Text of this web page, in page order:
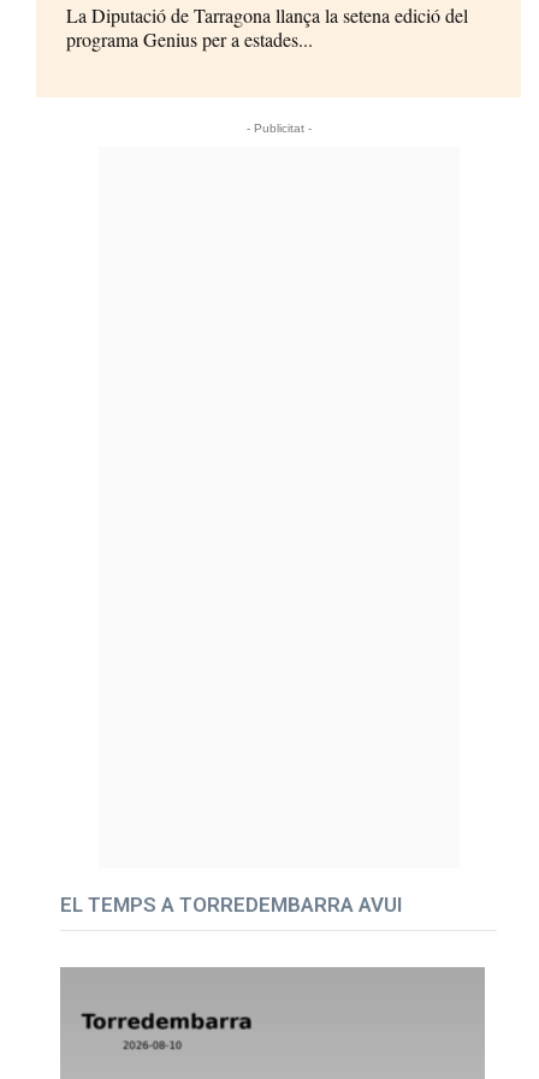
La Diputació de Tarragona llança la setena edició del
programa Genius per a estades...
- Publicitat -
EL TEMPS A TORREDEMBARRA AVUI